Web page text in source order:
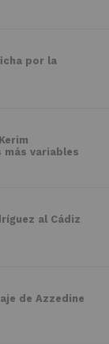
por la
más variables
al Cádiz
de Azzedine